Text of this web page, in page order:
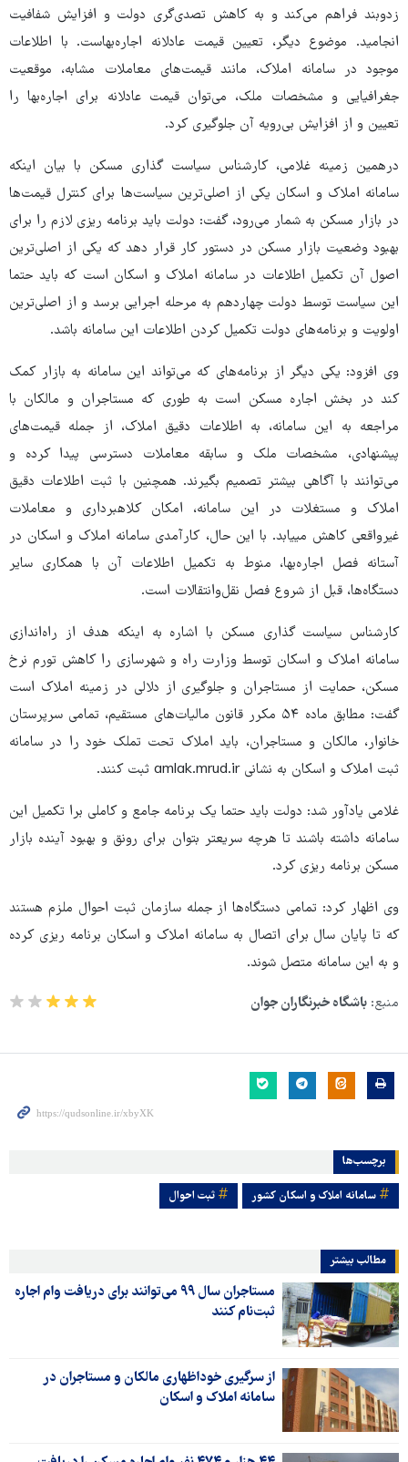
زدوبند فراهم می‌کند و به کاهش تصدی‌گری دولت و افزایش شفافیت
انجامید. موضوع دیگر، تعیین قیمت عادلانه اجاره‌بهاست. با اطلاعات
موجود در سامانه املاک، مانند قیمت‌های معاملات مشابه، موقعیت
جغرافیایی و مشخصات ملک، می‌توان قیمت عادلانه برای اجاره‌بها را
تعیین و از افزایش بی‌رویه آن جلوگیری کرد.
درهمین زمینه غلامی، کارشناس سیاست گذاری مسکن با بیان اینکه
سامانه املاک و اسکان یکی از اصلی‌ترین سیاست‌ها برای کنترل قیمت‌ها
در بازار مسکن به شمار می‌رود، گفت: دولت باید برنامه ریزی لازم را برای
بهبود وضعیت بازار مسکن در دستور کار قرار دهد که یکی از اصلی‌ترین
اصول آن تکمیل اطلاعات در سامانه املاک و اسکان است که باید حتما
این سیاست توسط دولت چهاردهم به مرحله اجرایی برسد و از اصلی‌ترین
اولویت و برنامه‌های دولت تکمیل کردن اطلاعات این سامانه باشد.
وی افزود: یکی دیگر از برنامه‌های که می‌تواند این سامانه به بازار کمک
کند در بخش اجاره مسکن است به طوری که مستاجران و مالکان با
مراجعه به این سامانه، به اطلاعات دقیق املاک، از جمله قیمت‌های
پیشنهادی، مشخصات ملک و سابقه معاملات دسترسی پیدا کرده و
می‌توانند با آگاهی بیشتر تصمیم بگیرند. همچنین با ثبت اطلاعات دقیق
املاک و مستغلات در این سامانه، امکان کلاهبرداری و معاملات
غیرواقعی کاهش مییابد. با این حال، کارآمدی سامانه املاک و اسکان در
آستانه فصل اجاره‌بها، منوط به تکمیل اطلاعات آن با همکاری سایر
دستگاه‌ها، قبل از شروع فصل نقل‌وانتقالات است.
کارشناس سیاست گذاری مسکن با اشاره به اینکه هدف از راه‌اندازی
سامانه املاک و اسکان توسط وزارت راه و شهرسازی را کاهش تورم نرخ
مسکن، حمایت از مستاجران و جلوگیری از دلالی در زمینه املاک است
گفت: مطابق ماده ۵۴ مکرر قانون مالیات‌های مستقیم، تمامی سرپرستان
خانوار، مالکان و مستاجران، باید املاک تحت تملک خود را در سامانه
ثبت املاک و اسکان به نشانی amlak.mrud.ir ثبت کنند.
غلامی یادآور شد: دولت باید حتما یک برنامه جامع و کاملی برا تکمیل این
سامانه داشته باشند تا هرچه سریعتر بتوان برای رونق و بهبود آینده بازار
مسکن برنامه ریزی کرد.
وی اظهار کرد: تمامی دستگاه‌ها از جمله سازمان ثبت احوال ملزم هستند
که تا پایان سال برای اتصال به سامانه املاک و اسکان برنامه ریزی کرده
و به این سامانه متصل شوند.
منبع: باشگاه خبرنگاران جوان
برچسب‌ها
سامانه املاک و اسکان کشور ثبت‌ احوال
مطالب بیشتر
مستاجران سال ۹۹ می‌توانند برای دریافت وام اجاره
ثبت‌نام کنند
از سرگیری خوداظهاری مالکان و مستاجران در
سامانه املاک و اسکان